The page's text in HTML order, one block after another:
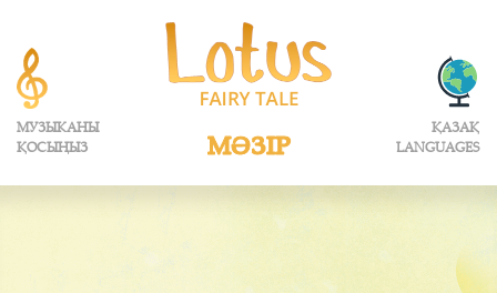
МУЗЫКАНЫ
ҚОСЫҢЫЗ
МӘЗІР
ҚАЗАҚ
LANGUAGES